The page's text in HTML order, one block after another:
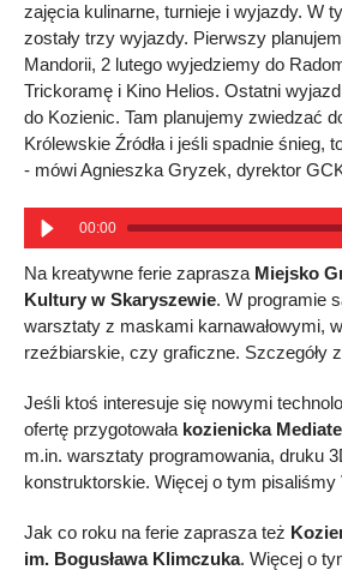
zajęcia kulinarne, turnieje i wyjazdy. W
zostały trzy wyjazdy. Pierwszy
Mandorii, 2 lutego wyjedziemy do
Trickoramę i Kino Helios. Ostatni
do Kozienic. Tam planujemy zwiedzać
Królewskie Źródła i jeśli spadnie śnieg,
- mówi Agnieszka Gryzek, dyrektor
00:00
Na kreatywne ferie zaprasza Miejsko
Kultury w Skaryszewie. W programie
warsztaty z maskami karnawałowymi,
rzeźbiarskie, czy graficzne. Szczegóły
Jeśli ktoś interesuje się nowymi
ofertę przygotowała kozienicka
m.in. warsztaty programowania, druku
konstruktorskie. Więcej o tym pisaliśmy
Jak co roku na ferie zaprasza też
im. Bogusława Klimczuka. Więcej o